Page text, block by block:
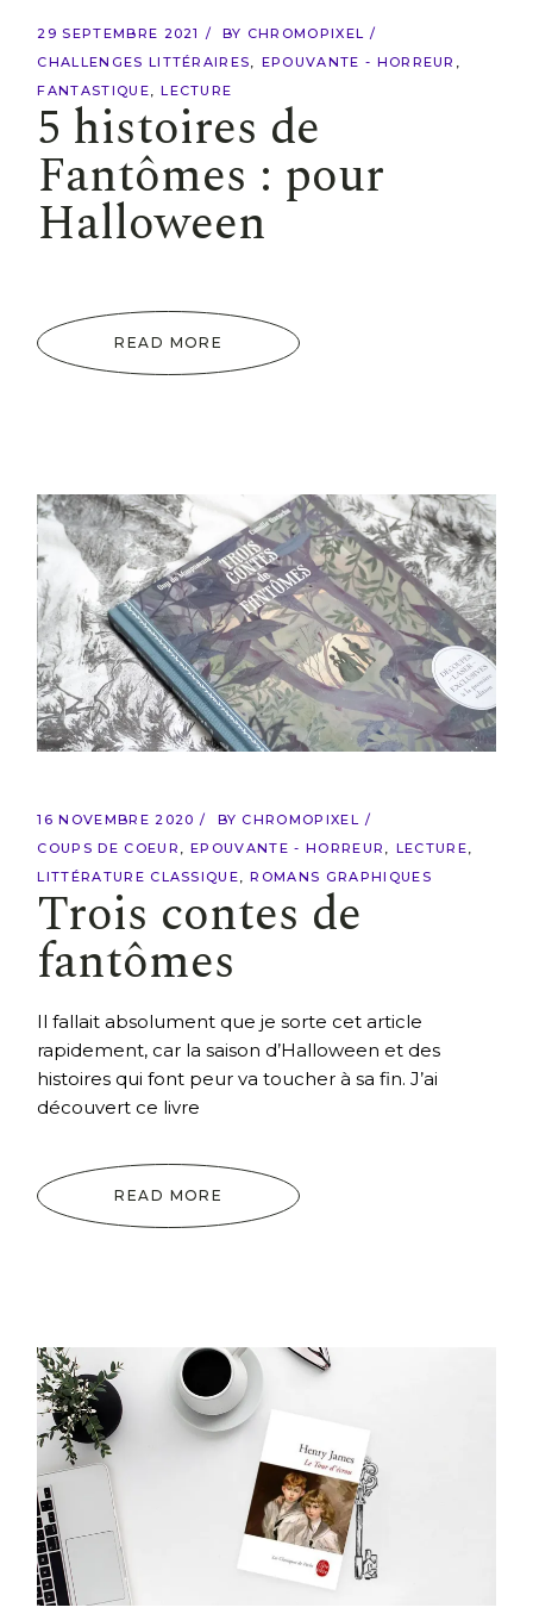
29 SEPTEMBRE 2021 BY CHROMOPIXEL
CHALLENGES LITTÉRAIRES
EPOUVANTE - HORREUR
FANTASTIQUE
LECTURE
5 histoires de
Fantômes : pour
Halloween
READ MORE
16 NOVEMBRE 2020 BY CHROMOPIXEL
COUPS DE COEUR
EPOUVANTE - HORREUR
LECTURE
LITTÉRATURE CLASSIQUE
ROMANS GRAPHIQUES
Trois contes de
fantômes
Il fallait absolument que je sorte cet article
rapidement, car la saison d’Halloween et des
histoires qui font peur va toucher à sa fin. J’ai
découvert ce livre
READ MORE